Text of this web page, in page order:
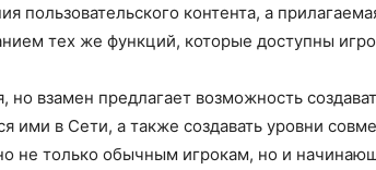
пользовательского контента, а
тех же функций, которые доступны
но взамен предлагает возможность
ими в Сети, а также создавать уровни
не только обычным игрокам, но и